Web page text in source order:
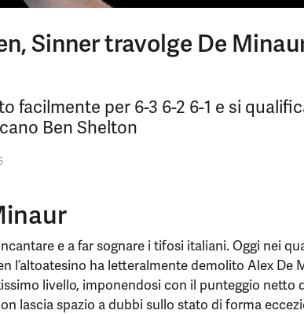
Sinner travolge De
facilmente per 6-3 6-2 6-1 e si
Ben Shelton
e a far sognare i tifosi italiani. Oggi nei
l’altoatesino ha letteralmente demolito Alex De
livello, imponendosi con il punteggio netto
lascia spazio a dubbi sullo stato di forma